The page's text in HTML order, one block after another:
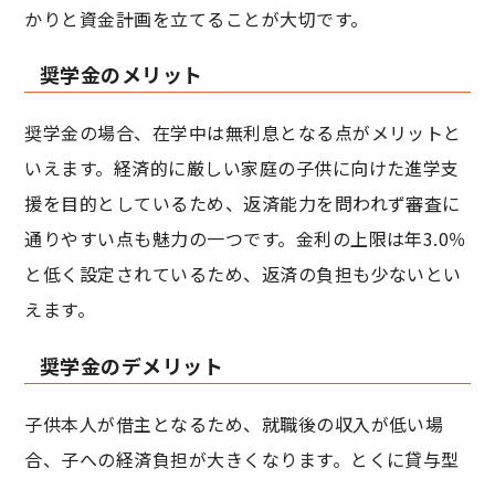
かりと資金計画を立てることが大切です。
奨学金のメリット
奨学金の場合、在学中は無利息となる点がメリットと
いえます。経済的に厳しい家庭の子供に向けた進学支
援を目的としているため、返済能力を問われず審査に
通りやすい点も魅力の一つです。金利の上限は年3.0％
と低く設定されているため、返済の負担も少ないとい
えます。
奨学金のデメリット
子供本人が借主となるため、就職後の収入が低い場
合、子への経済負担が大きくなります。とくに貸与型